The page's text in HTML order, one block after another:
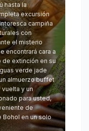
hasta la
excursión
campiña
con
el misterio
encontrará cara a
de extinción en su
verde jade
almuerzo buffet
y un
para usted,
de
Bohol en un solo